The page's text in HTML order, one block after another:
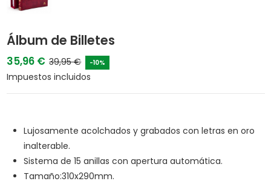
Álbum de Billetes
35,96 € 39,95 € -10%
Impuestos incluidos
Lujosamente acolchados y grabados con letras en oro
inalterable.
Sistema de 15 anillas con apertura automática.
Tamaño:310x290mm.